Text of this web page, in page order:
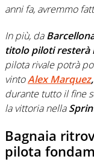
anni fa, avremmo
In più, da
titolo piloti resterà
pilota rivale potrà
vintoAlex Marquez,
durante tutto il fine
la vittoria nella
Bagnaia
pilota